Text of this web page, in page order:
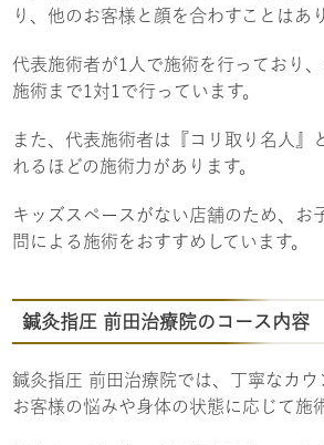
り、他のお客様と顔を合わすことはあ
代表施術者が1人で施術を行っており
施術まで1対1で行っています。
また、代表施術者は『コリ取り名人』
れるほどの施術力があります。
キッズスペースがない店舗のため、お
問による施術をおすすめしています。
鍼灸指圧 前田治療院のコース内容
鍼灸指圧 前田治療院では、丁寧なカウ
お客様の悩みや身体の状態に応じて施